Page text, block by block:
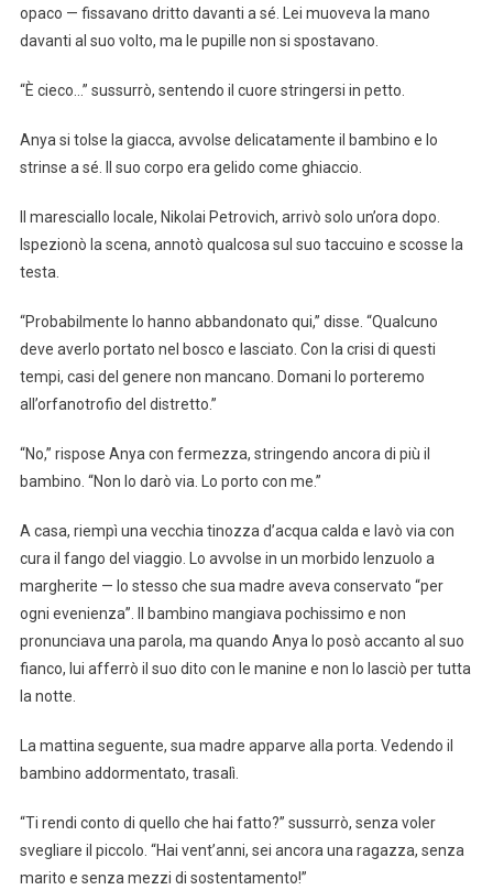
opaco — fissavano dritto davanti a sé. Lei muoveva la mano
davanti al suo volto, ma le pupille non si spostavano.
“È cieco…” sussurrò, sentendo il cuore stringersi in petto.
Anya si tolse la giacca, avvolse delicatamente il bambino e lo
strinse a sé. Il suo corpo era gelido come ghiaccio.
Il maresciallo locale, Nikolai Petrovich, arrivò solo un’ora dopo.
Ispezionò la scena, annotò qualcosa sul suo taccuino e scosse la
testa.
“Probabilmente lo hanno abbandonato qui,” disse. “Qualcuno
deve averlo portato nel bosco e lasciato. Con la crisi di questi
tempi, casi del genere non mancano. Domani lo porteremo
all’orfanotrofio del distretto.”
“No,” rispose Anya con fermezza, stringendo ancora di più il
bambino. “Non lo darò via. Lo porto con me.”
A casa, riempì una vecchia tinozza d’acqua calda e lavò via con
cura il fango del viaggio. Lo avvolse in un morbido lenzuolo a
margherite — lo stesso che sua madre aveva conservato “per
ogni evenienza”. Il bambino mangiava pochissimo e non
pronunciava una parola, ma quando Anya lo posò accanto al suo
fianco, lui afferrò il suo dito con le manine e non lo lasciò per tutta
la notte.
La mattina seguente, sua madre apparve alla porta. Vedendo il
bambino addormentato, trasalì.
“Ti rendi conto di quello che hai fatto?” sussurrò, senza voler
svegliare il piccolo. “Hai vent’anni, sei ancora una ragazza, senza
marito e senza mezzi di sostentamento!”